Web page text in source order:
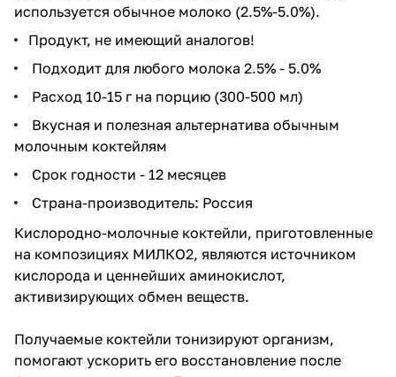
используется обычное молоко (2.5%-5.0%).
Продукт, не имеющий аналогов!
Подходит для любого молока 2.5% - 5.0%
Расход 10-15 г на порцию (300-500 мл)
Вкусная и полезная альтернатива обычным
молочным коктейлям
Срок годности - 12 месяцев
Страна-производитель: Россия
Кислородно-молочные коктейли, приготовленные
на композициях МИЛКО2, являются источником
кислорода и ценнейших аминокислот,
активизирующих обмен веществ.
Получаемые коктейли тонизируют организм,
помогают ускорить его восстановление после